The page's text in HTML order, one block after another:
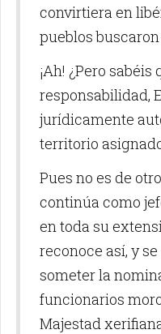
convirtiera en
pueblos buscaron
¡Ah! ¿Pero
responsabilidad,
jurídicamente
territorio
Pues no es de
continúa como
en toda su
reconoce así, y
someter la
funcionarios
Majestad